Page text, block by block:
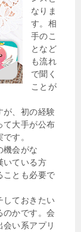
なりま
す。相
手のこ
となど
も流れ
で聞く
ことが
が、初の経験
て大手が公布
す。
機会がな
いている方
ことも必要で
しておきたい
のかです。会
い系アプリ